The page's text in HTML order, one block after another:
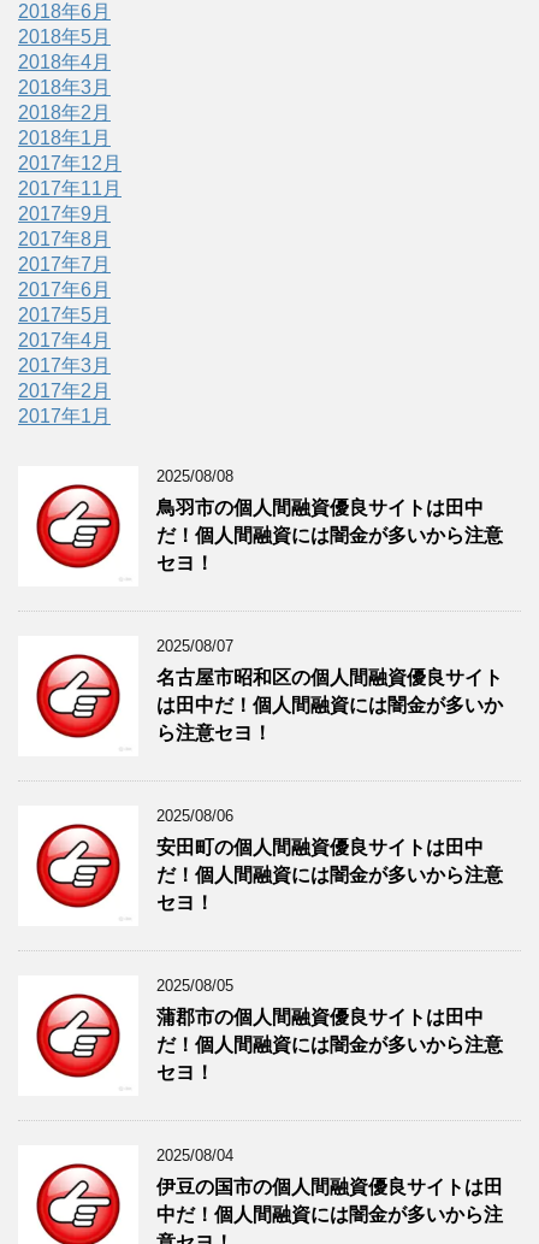
2018年6月
2018年5月
2018年4月
2018年3月
2018年2月
2018年1月
2017年12月
2017年11月
2017年9月
2017年8月
2017年7月
2017年6月
2017年5月
2017年4月
2017年3月
2017年2月
2017年1月
2025/08/08
鳥羽市の個人間融資優良サイトは田中
だ！個人間融資には闇金が多いから注意
セヨ！
2025/08/07
名古屋市昭和区の個人間融資優良サイト
は田中だ！個人間融資には闇金が多いか
ら注意セヨ！
2025/08/06
安田町の個人間融資優良サイトは田中
だ！個人間融資には闇金が多いから注意
セヨ！
2025/08/05
蒲郡市の個人間融資優良サイトは田中
だ！個人間融資には闇金が多いから注意
セヨ！
2025/08/04
伊豆の国市の個人間融資優良サイトは田
中だ！個人間融資には闇金が多いから注